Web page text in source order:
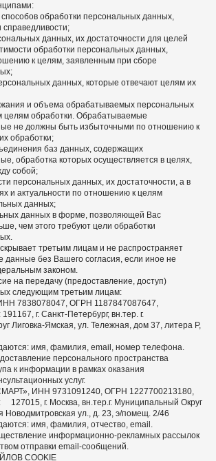
обработки персональных данных,
справедливости;
данных, их достаточности для целей
обработки персональных данных,
к целям, заявленным при сборе
данных, которые отвечают целям их
и объема обрабатываемых персональных
целям обработки. Обрабатываемые
не должны быть избыточными по отношению к
обработки;
баз данных, содержащих
обработка которых осуществляется в целях,
собой;
персональных данных, их достаточности, а в
и актуальности по отношению к целям
данных;
данных в форме, позволяющей Вас
чем этого требуют цели обработки
третьим лицам и не распространяет
без Вашего согласия, если иное не
законом.
на передачу (предоставление, доступ)
следующим третьим лицам:
7838078047, ОГРН 1187847087647 ,
г. Санкт-Петербург, вн.тер. г.
Лиговка-Ямская, ул. Тележная, дом 37, литера Р,
имя, фамилия, email, номер телефона.
персонального пространства
к информации в рамках оказания
услуг.
ИНН 9731091240, ОГРН 1227700213180,
127015, г. Москва, вн.тер.г. Муниципальный Округ
Новодмитровская ул., д. 23, э/помещ. 2/46
имя, фамилия, отчество, email.
информационно-рекламных рассылок
отправки email-сообщений.
COOKIE